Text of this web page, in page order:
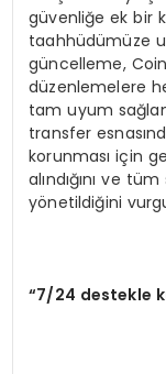
güvenliğe ek bir
taahhüdümüze
güncelleme,
düzenlemelere
tam uyum
transfer
korunması için
alındığını ve
yönetildiğini
“7/24 destekle